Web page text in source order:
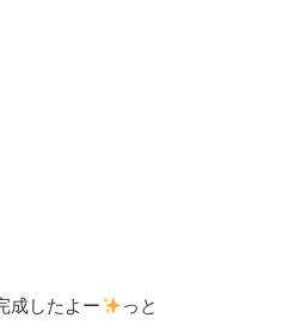
成したよー っと